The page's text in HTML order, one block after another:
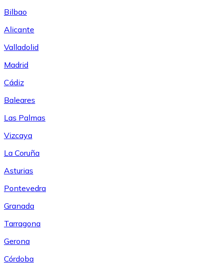
Bilbao
Alicante
Valladolid
Madrid
Cádiz
Baleares
Las Palmas
Vizcaya
La Coruña
Asturias
Pontevedra
Granada
Tarragona
Gerona
Córdoba